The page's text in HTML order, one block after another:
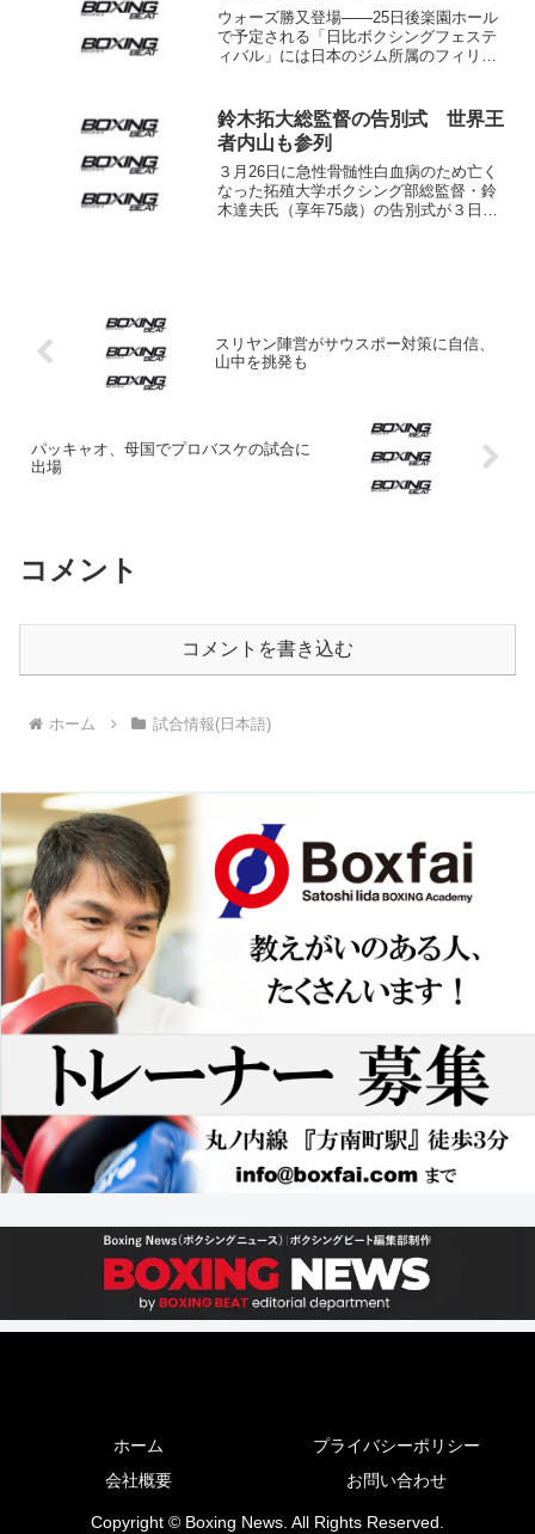
ウォーズ勝又登場――25日後楽園ホール
で予定される「日比ボクシングフェステ
ィバル」には日本のジム所属のフィリピ
は東洋太平洋同級８位のウォーズ・カツ
マタ(勝又=本名ウォー...
鈴木拓大総監督の告別式 世界王
者内山も参列
３月26日に急性骨髄性白血病のため亡く
なった拓殖大学ボクシング部総監督・鈴
木達夫氏（享年75歳）の告別式が３日午
スリヤン陣営がサウスポー対策に自信、
山中を挑発も
パッキャオ、母国でプロバスケの試合に
出場
コメント
コメントを書き込む
ホーム 試合情報(日本語)
ホーム
プライバシーポリシー
会社概要
お問い合わせ
Copyright © Boxing News. All Rights Reserved.